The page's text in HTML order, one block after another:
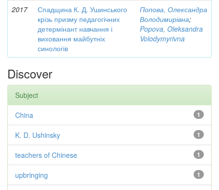
2017
Спадщина К. Д. Ушинського
крізь призму педагогічних
детермінант навчання і
виховання майбутніх
синологів
Попова, Олександра
Володимирівна;
Popova, Oleksandra
Volodymyrivna
Discover
Subject
1
China
1
K. D. Ushinsky
1
teachers of Chinese
1
upbringing